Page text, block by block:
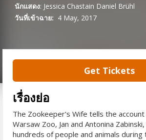
นักแสดง: Jessica Chastain Daniel Brühl
วันที่เข้าฉาย: 4 May, 2017
Get Tickets
เรื่องย่อ
The Zookeeper's Wife tells the
Warsaw Zoo, Jan and Antonina
hundreds of people and animals during